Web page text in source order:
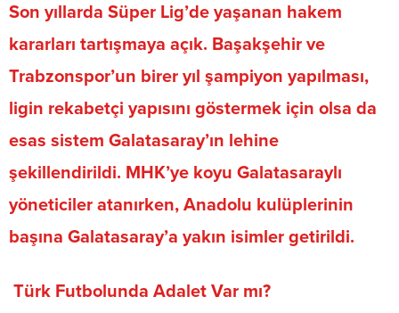
Son yıllarda Süper Lig’de yaşanan hakem
kararları tartışmaya açık. Başakşehir ve
Trabzonspor’un birer yıl şampiyon yapılması,
ligin rekabetçi yapısını göstermek için olsa da
esas sistem Galatasaray’ın lehine
şekillendirildi. MHK’ye koyu Galatasaraylı
yöneticiler atanırken, Anadolu kulüplerinin
başına Galatasaray’a yakın isimler getirildi.
Türk Futbolunda Adalet Var mı?